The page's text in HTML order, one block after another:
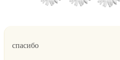
спасибо